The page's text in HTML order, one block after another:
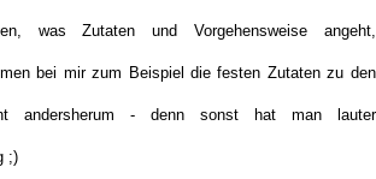
was Zutaten und Vorgehensweise angeht,
bei mir zum Beispiel die festen Zutaten zu den
andersherum - denn sonst hat man lauter
;)